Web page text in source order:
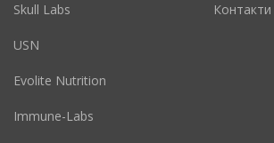
Skull Labs
USN
Evolite Nutrition
Immune-Labs
Контакти